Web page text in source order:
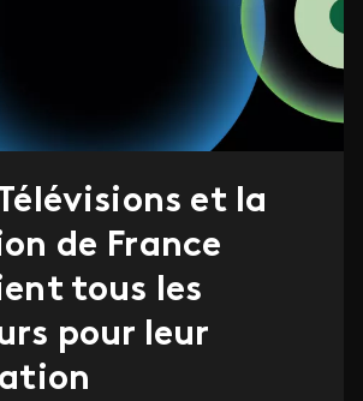
et la
de France
tous les
pour leur